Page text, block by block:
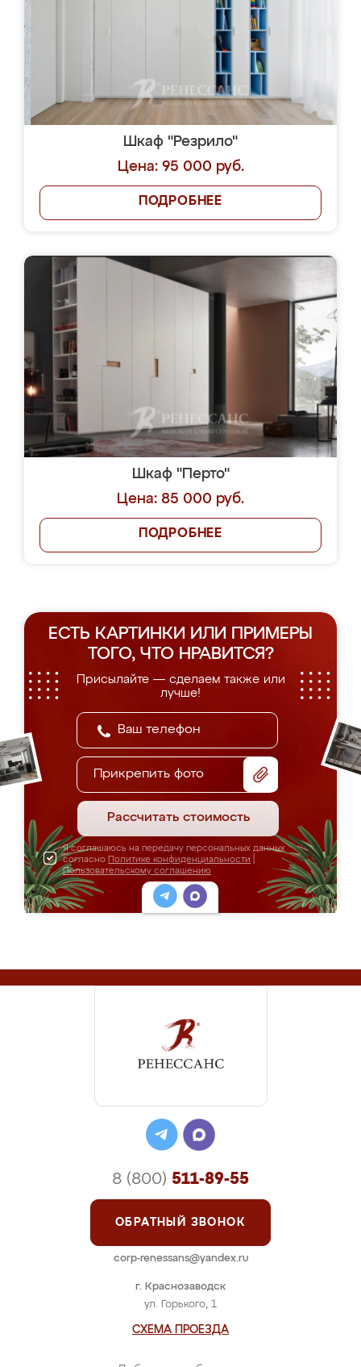
Шкаф "Резрило"
Цена: 95 000 руб.
ПОДРОБНЕЕ
Шкаф "Перто"
Цена: 85 000 руб.
ПОДРОБНЕЕ
ЕСТЬ КАРТИНКИ ИЛИ ПРИМЕРЫ
ТОГО, ЧТО НРАВИТСЯ?
Присылайте — сделаем также или
лучше!
Прикрепить фото
Рассчитать стоимость
Я соглашаюсь на передачу персональных данных
согласно Политике конфиденциальности
Пользовательскому соглашению
г. Краснозаводск
ул. Горького, 1
СХЕМА ПРОЕЗДА
8 (800) 511-89-55
ОБРАТНЫЙ ЗВОНОК
corp-renessans@yandex.ru